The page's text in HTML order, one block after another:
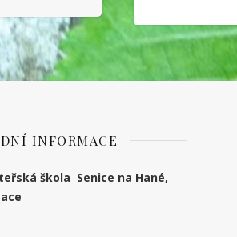
INFORMACE
škola Senice na Hané,